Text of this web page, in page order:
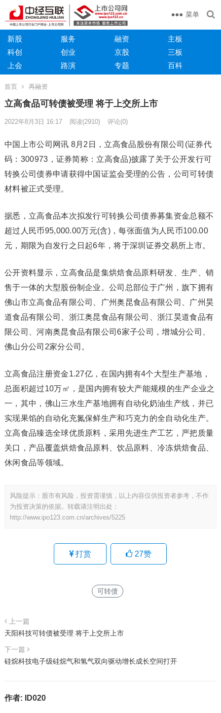
菜单
新股 服务 融资
主板
科创
创业 京股
三板
上会
路演 专题 百科
首页 再融资
立高食品可转债被受理 将于上交所上市
2022年8月3日 16:17 阅读(2910) 评论(0)
中国上市公司网讯 8月2日，立高食品股份有限公司(证券代
码：300973，证券简称：立高食品)披露了关于公开发行可
转换公司债券申请获得中国证监会受理的公告，公司可转债
材料被正式受理。
据悉，立高食品本次拟发行可转换公司债券募集资金总额不
超过人民币95,000.00万元(含)，每张面值为人民币100.00
元，期限为自发行之日起6年，将于深圳证券交易所上市。
公开资料显示，立高食品是集烘焙食品原料研发、生产、销
售于一体的大型股份制企业。公司总部位于广州，旗下拥有
佛山市立高食品有限公司、广州奥昆食品有限公司、广州昊
道食品有限公司、浙江奥昆食品有限公司、浙江昊道食品有
限公司、河南奥昆食品有限公司6家子公司，增城分公司、
佛山分公司2家分公司。
立高食品注册资金1.27亿，在国内拥有4个大型生产基地，
总面积超过10万㎡，是国内拥有较大产能规模的生产企业之
一，其中，佛山三水生产基地拥有自动化奶油生产线，并已
实现果馅的自动化充氮保鲜生产和巧克力的全自动化生产。
立高食品臻选全球优质原料，采用先进生产工艺，严把质量
关口，产品覆盖烘焙食品原料、饮品原料、冷冻烘焙食品、
休闲食品等领域。
风险提示：股市有风险，投资需谨慎，以上内容仅供投资者参考，不作
为投资决策的依据。转载请注明出处：
http://www.ipo123.com.cn/archives/5225
打赏 27赞
可转债
上一篇
天阳科技可转债被受理 将于上交所上市
下一篇
硅烷科技电子级硅烷气和氢气双向驱动增长成长空间打开
作者: ID020